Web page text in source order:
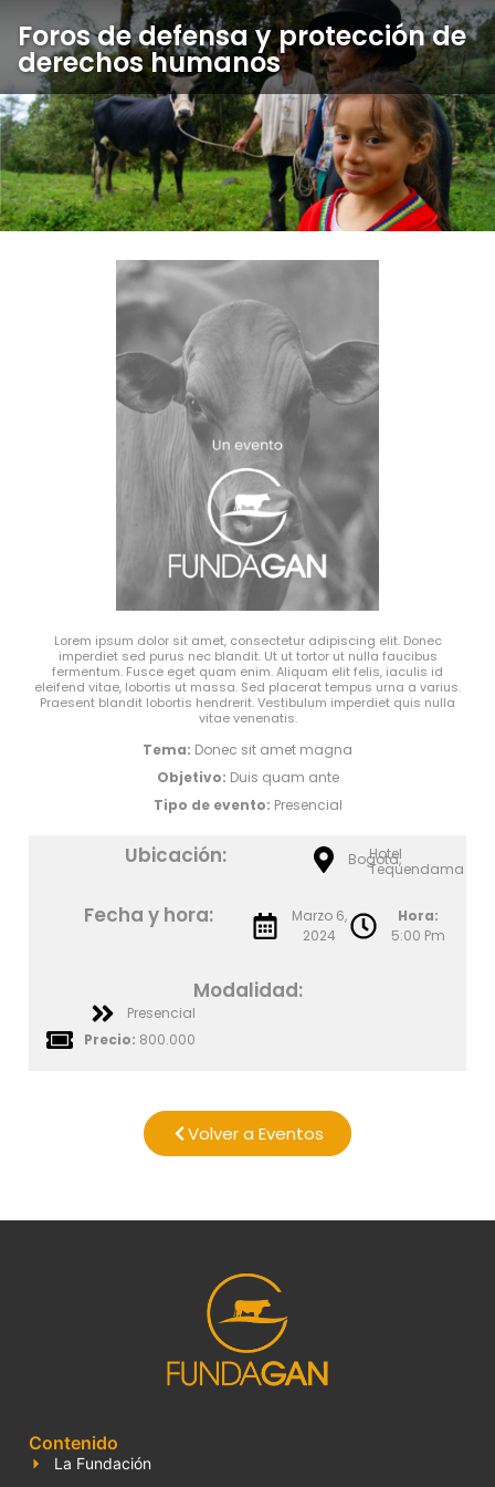
Foros de defensa y protección de
derechos humanos
Lorem ipsum dolor sit amet, consectetur adipiscing elit. Donec
imperdiet sed purus nec blandit. Ut ut tortor ut nulla faucibus
fermentum. Fusce eget quam enim. Aliquam elit felis, iaculis id
eleifend vitae, lobortis ut massa. Sed placerat tempus urna a varius.
Praesent blandit lobortis hendrerit. Vestibulum imperdiet quis nulla
vitae venenatis.
Tema: Donec sit amet magna
Objetivo: Duis quam ante
Tipo de evento: Presencial
Ubicación: Bogotá,
Hotel
Tequendama
Fecha y hora:
Marzo 6,
2024
Hora:
5:00 Pm
Modalidad:
Presencial
Precio: 800.000
Volver a Eventos
Contenido
La Fundación